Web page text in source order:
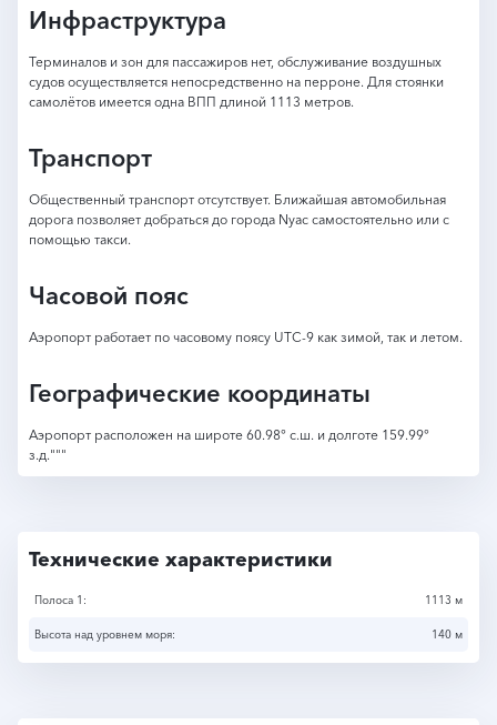
Инфраструктура
Терминалов и зон для пассажиров нет, обслуживание воздушных
судов осуществляется непосредственно на перроне. Для стоянки
самолётов имеется одна ВПП длиной 1113 метров.
Транспорт
Общественный транспорт отсутствует. Ближайшая автомобильная
дорога позволяет добраться до города Nyac самостоятельно или с
помощью такси.
Часовой пояс
Аэропорт работает по часовому поясу UTC-9 как зимой, так и летом.
Географические координаты
Аэропорт расположен на широте 60.98° с.ш. и долготе 159.99°
з.д."""
Технические характеристики
Полоса 1: 1113 м
Высота над уровнем моря: 140 м